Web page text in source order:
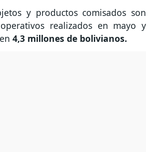
y productos comisados son
realizados en mayo y
4,3 millones de bolivianos.